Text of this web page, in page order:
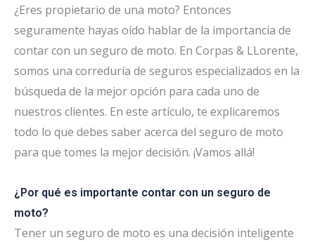
¿Eres propietario de una moto? Entonces
seguramente hayas oído hablar de la importancia de
contar con un seguro de moto. En Corpas & LLorente,
somos una correduría de seguros especializados en la
búsqueda de la mejor opción para cada uno de
nuestros clientes. En este artículo, te explicaremos
todo lo que debes saber acerca del seguro de moto
para que tomes la mejor decisión. ¡Vamos allá!
¿Por qué es importante contar con un seguro de
moto?
Tener un seguro de moto es una decisión inteligente